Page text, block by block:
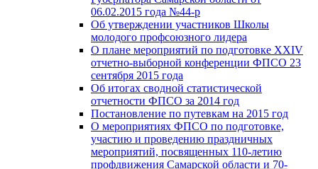
06.02.2015 года №44-р
Об утверждении участников Школы
молодого профсоюзного лидера
О плане мероприятий по подготовке XXIV
отчетно-выборной конференции ФПСО 23
сентября 2015 года
Об итогах сводной статистической
отчетности ФПСО за 2014 год
Постановление по путевкам на 2015 год
О мероприятиях ФПСО по подготовке,
участию и проведению праздничных
мероприятий, посвященных 110-летию
профдвижения Самарской области и 70-